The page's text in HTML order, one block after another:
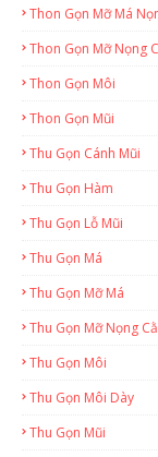
Thon Gọn Mỡ Má
Thon Gọn Mỡ Nọng
Thon Gọn Môi
Thon Gọn Mũi
Thu Gọn Cánh Mũi
Thu Gọn Hàm
Thu Gọn Lỗ Mũi
Thu Gọn Má
Thu Gọn Mỡ Má
Thu Gọn Mỡ Nọng
Thu Gọn Môi
Thu Gọn Môi Dày
Thu Gọn Mũi